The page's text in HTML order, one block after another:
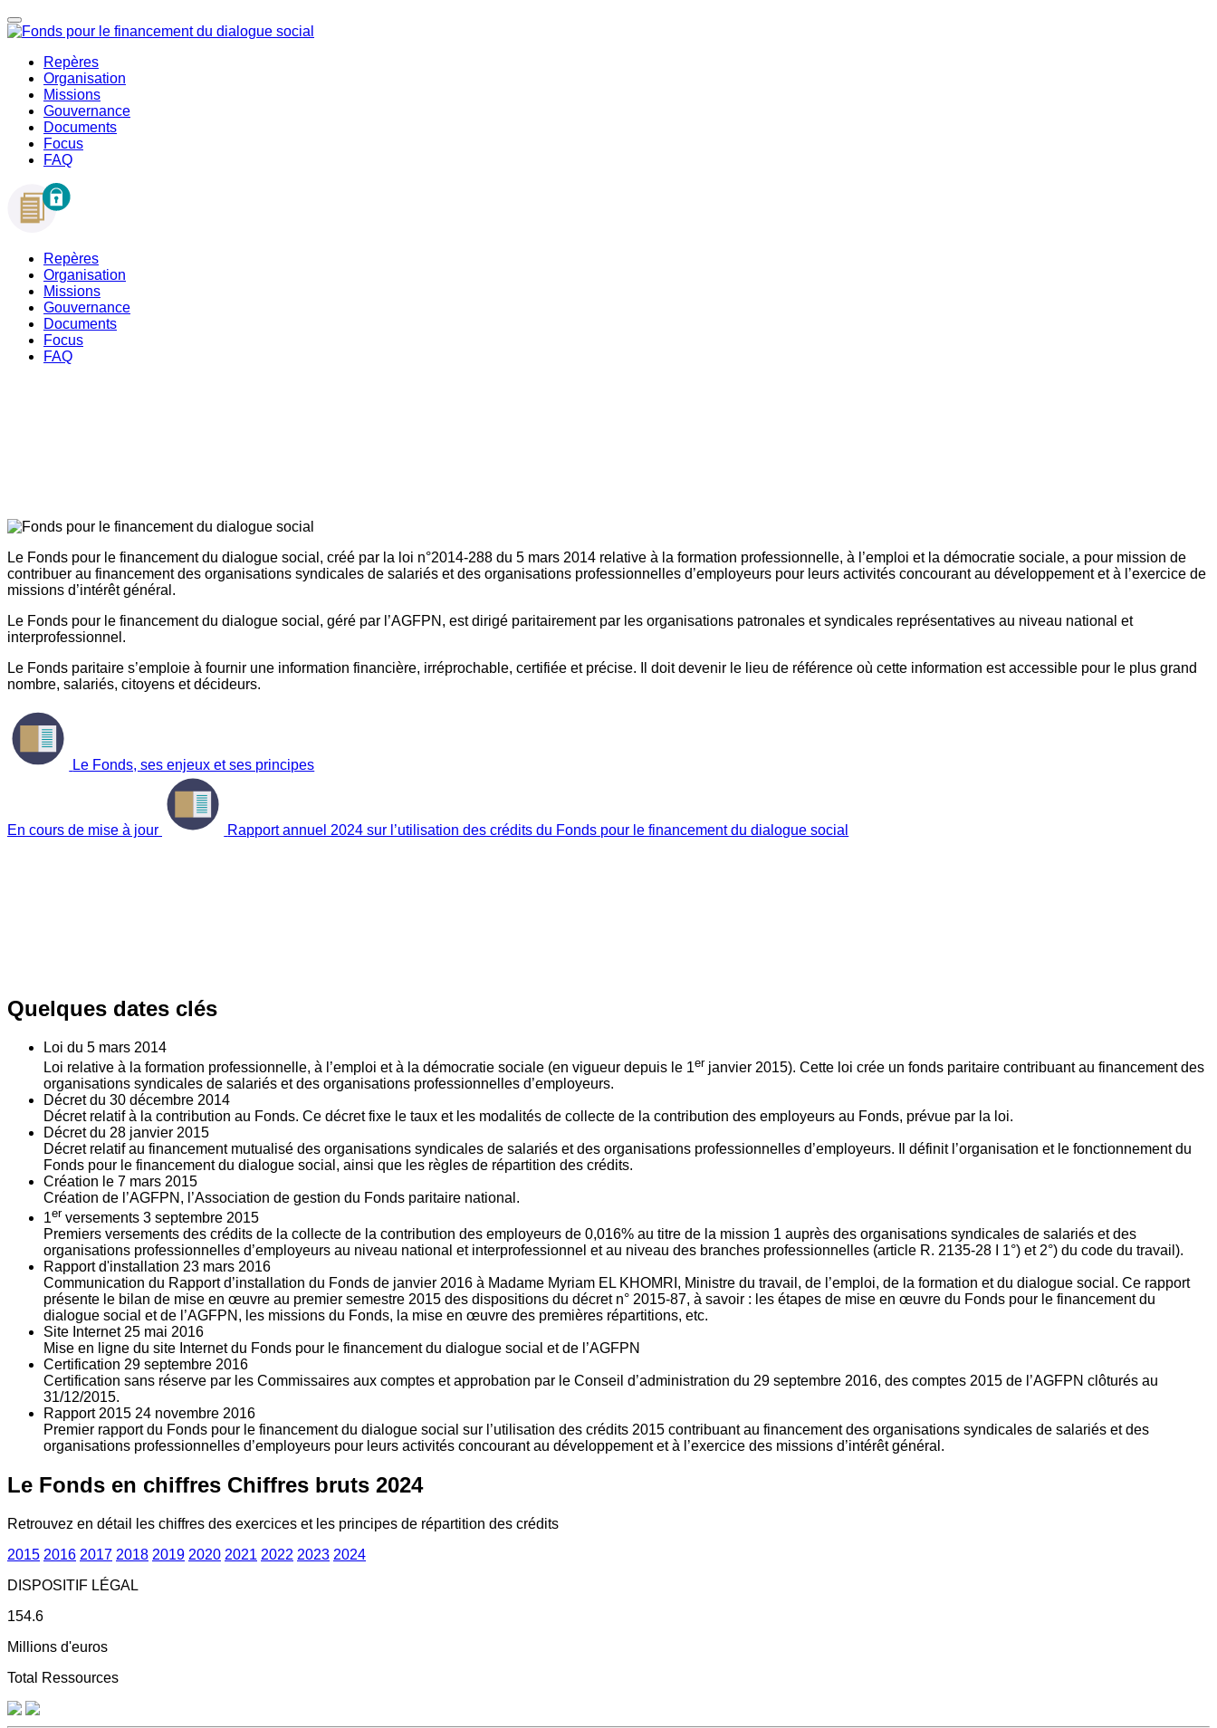
Repères
Organisation
Missions
Gouvernance
Documents
Focus
FAQ
Repères
Organisation
Missions
Gouvernance
Documents
Focus
FAQ
Le Fonds pour le financement du dialogue social, créé par la loi n°2014-288 du 5 mars 2014 relative à la formation professionnelle, à l’emploi et la démocratie sociale, a pour mission de
contribuer au financement des organisations syndicales de salariés et des organisations professionnelles d’employeurs pour leurs activités concourant au développement et à l’exercice de
missions d’intérêt général.
Le Fonds pour le financement du dialogue social, géré par l’AGFPN, est dirigé paritairement par les organisations patronales et syndicales représentatives au niveau national et
interprofessionnel.
Le Fonds paritaire s’emploie à fournir une information financière, irréprochable, certifiée et précise. Il doit devenir le lieu de référence où cette information est accessible pour le plus grand
nombre, salariés, citoyens et décideurs.
Le Fonds, ses enjeux et ses principes
En cours de mise à jour Rapport annuel 2024 sur l’utilisation des crédits du Fonds pour le financement du dialogue social
Quelques dates clés
Loi du 5 mars 2014
Loi relative à la formation professionnelle, à l’emploi et à la démocratie sociale (en vigueur depuis le 1er janvier 2015). Cette loi crée un fonds paritaire contribuant au financement des
organisations syndicales de salariés et des organisations professionnelles d’employeurs.
Décret du 30 décembre 2014
Décret relatif à la contribution au Fonds. Ce décret fixe le taux et les modalités de collecte de la contribution des employeurs au Fonds, prévue par la loi.
Décret du 28 janvier 2015
Décret relatif au financement mutualisé des organisations syndicales de salariés et des organisations professionnelles d’employeurs. Il définit l’organisation et le fonctionnement du
Fonds pour le financement du dialogue social, ainsi que les règles de répartition des crédits.
Création le 7 mars 2015
Création de l’AGFPN, l’Association de gestion du Fonds paritaire national.
1er versements 3 septembre 2015
Premiers versements des crédits de la collecte de la contribution des employeurs de 0,016% au titre de la mission 1 auprès des organisations syndicales de salariés et des
organisations professionnelles d’employeurs au niveau national et interprofessionnel et au niveau des branches professionnelles (article R. 2135‐28 I 1°) et 2°) du code du travail).
Rapport d'installation 23 mars 2016
Communication du Rapport d’installation du Fonds de janvier 2016 à Madame Myriam EL KHOMRI, Ministre du travail, de l’emploi, de la formation et du dialogue social. Ce rapport
présente le bilan de mise en œuvre au premier semestre 2015 des dispositions du décret n° 2015-87, à savoir : les étapes de mise en œuvre du Fonds pour le financement du
dialogue social et de l’AGFPN, les missions du Fonds, la mise en œuvre des premières répartitions, etc.
Site Internet 25 mai 2016
Mise en ligne du site Internet du Fonds pour le financement du dialogue social et de l’AGFPN
Certification 29 septembre 2016
Certification sans réserve par les Commissaires aux comptes et approbation par le Conseil d’administration du 29 septembre 2016, des comptes 2015 de l’AGFPN clôturés au
31/12/2015.
Rapport 2015 24 novembre 2016
Premier rapport du Fonds pour le financement du dialogue social sur l’utilisation des crédits 2015 contribuant au financement des organisations syndicales de salariés et des
organisations professionnelles d’employeurs pour leurs activités concourant au développement et à l’exercice des missions d’intérêt général.
Le Fonds en chiffres Chiffres bruts 2024
Retrouvez en détail les chiffres des exercices et les principes de répartition des crédits
2015 2016 2017 2018 2019 2020 2021 2022 2023 2024
DISPOSITIF LÉGAL
154.6
Millions d'euros
Total Ressources